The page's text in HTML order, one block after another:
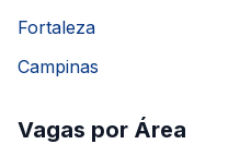
Fortaleza
Campinas
Vagas por Área